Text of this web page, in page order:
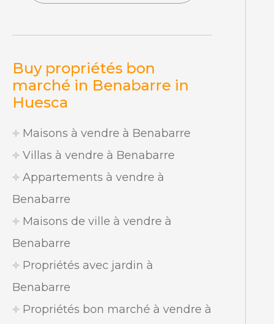
Buy propriétés bon
marché in Benabarre in
Huesca
Maisons à vendre à Benabarre
Villas à vendre à Benabarre
Appartements à vendre à
Benabarre
Maisons de ville à vendre à
Benabarre
Propriétés avec jardin à
Benabarre
Propriétés bon marché à vendre à